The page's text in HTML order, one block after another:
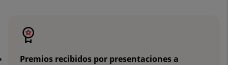
Premios recibidos por presentaciones a